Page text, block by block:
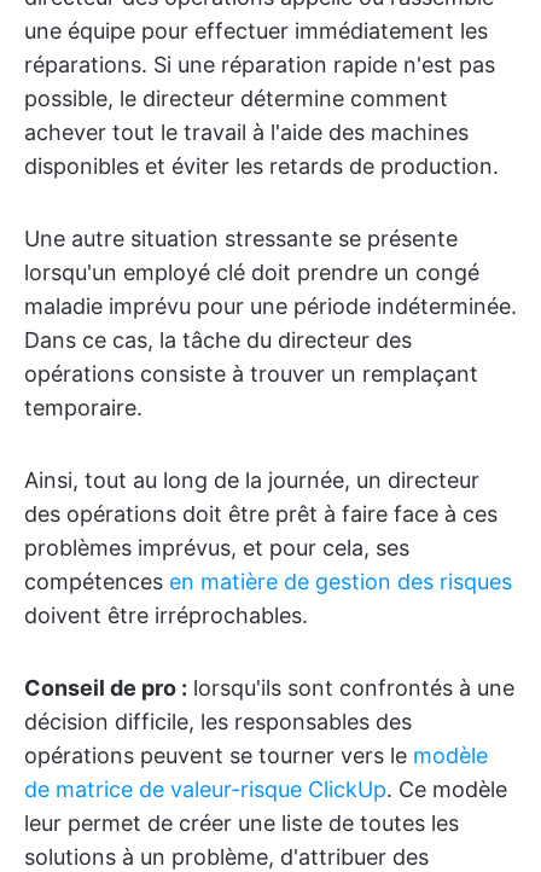
une équipe pour effectuer immédiatement les
réparations. Si une réparation rapide n'est pas
possible, le directeur détermine comment
achever tout le travail à l'aide des machines
disponibles et éviter les retards de production.
Une autre situation stressante se présente
lorsqu'un employé clé doit prendre un congé
maladie imprévu pour une période indéterminée.
Dans ce cas, la tâche du directeur des
opérations consiste à trouver un remplaçant
temporaire.
Ainsi, tout au long de la journée, un directeur
des opérations doit être prêt à faire face à ces
problèmes imprévus, et pour cela, ses
compétences en matière de gestion des risques
doivent être irréprochables.
Conseil de pro : lorsqu'ils sont confrontés à une
décision difficile, les responsables des
opérations peuvent se tourner vers le modèle
de matrice de valeur-risque ClickUp. Ce modèle
leur permet de créer une liste de toutes les
solutions à un problème, d'attribuer des